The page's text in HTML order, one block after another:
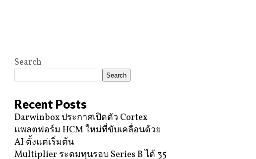
Search
Search
Recent Posts
Darwinbox ประกาศเปิดตัว Cortex
แพลตฟอร์ม HCM ใหม่ที่ขับเคลื่อนด้วย
AI ตั้งแต่เริ่มต้น
Multiplier ระดมทุนรอบ Series B ได้ 35